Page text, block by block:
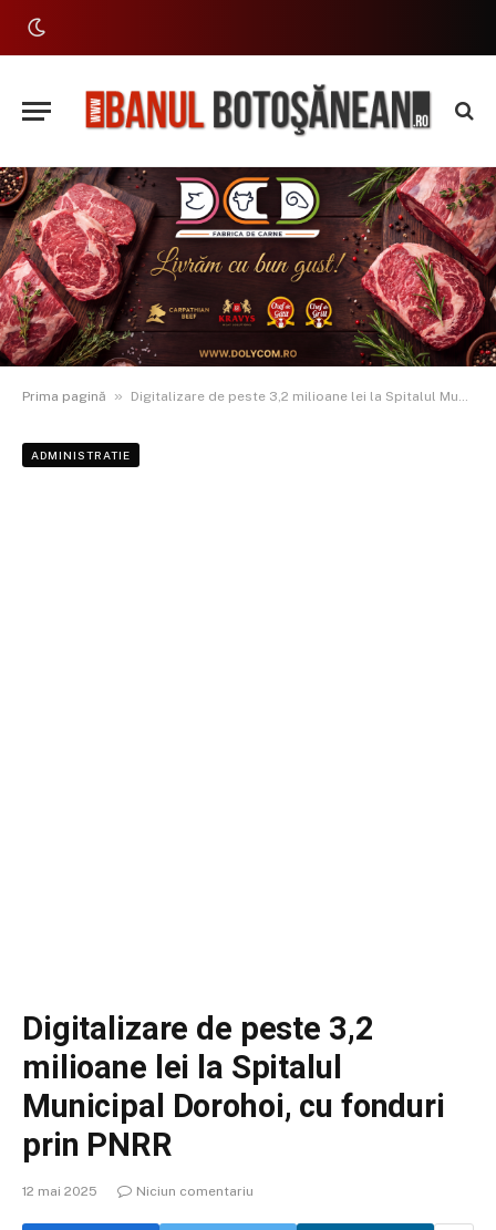
Prima pagină » Digitalizare de peste 3,2 milioane lei la Spitalul Municipal Dorohoi, cu fonduri prin PNRR
ADMINISTRATIE
Digitalizare de peste 3,2
milioane lei la Spitalul
Municipal Dorohoi, cu fonduri
prin PNRR
12 mai 2025 Niciun comentariu